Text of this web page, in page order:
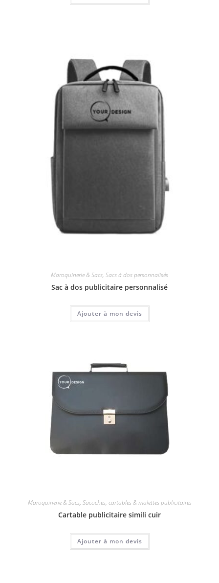
Maroquinerie & Sacs, Sacs à dos personnalisés
Sac à dos publicitaire personnalisé
Ajouter à mon devis
Maroquinerie & Sacs, Sacoches, cartables & malettes publicitaires
Cartable publicitaire simili cuir
Ajouter à mon devis